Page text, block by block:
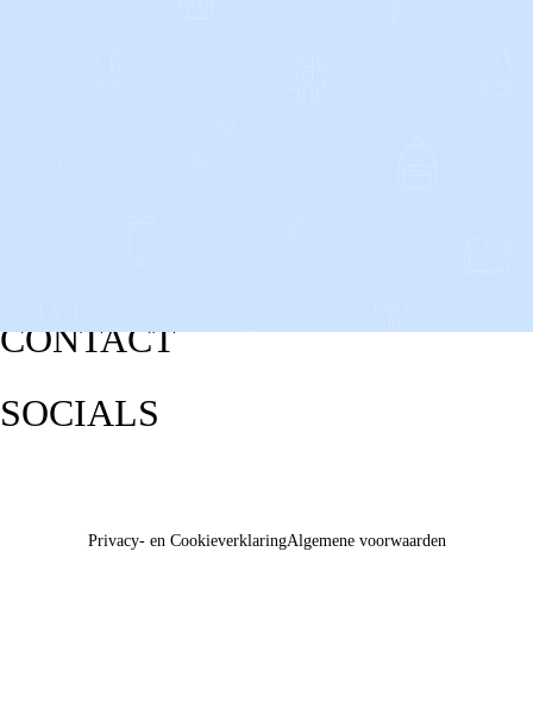
CONTACT
SOCIALS
Privacy- en CookieverklaringAlgemene voorwaarden